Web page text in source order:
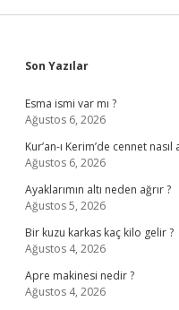
Sidebar
Son Yazılar
Esma ismi var mı ?
Ağustos 6, 2026
Kur’an-ı Kerim’de cennet nasıl
Ağustos 6, 2026
Ayaklarımın altı neden ağrır ?
Ağustos 5, 2026
Bir kuzu karkas kaç kilo gelir ?
Ağustos 4, 2026
Apre makinesi nedir ?
Ağustos 4, 2026